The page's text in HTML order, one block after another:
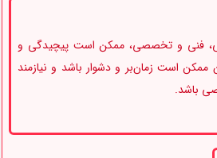
فنی و تخصصی، ممکن است پیچیدگی و
ممکن است زمان‌بر و دشوار باشد و نیازمند
باشد.